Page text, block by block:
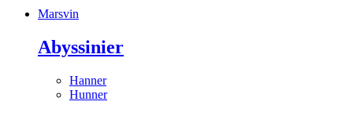
Marsvin
Abyssinier
Hanner
Hunner